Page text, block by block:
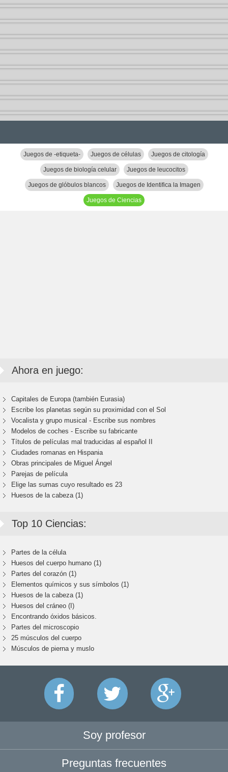
Juegos de -etiqueta- Juegos de células Juegos de citología
Juegos de biología celular Juegos de leucocitos
Juegos de glóbulos blancos Juegos de Identifica la Imagen
Juegos de Ciencias
Ahora en juego:
Capitales de Europa (también Eurasia)
Escribe los planetas según su proximidad con el Sol
Vocalista y grupo musical - Escribe sus nombres
Modelos de coches - Escribe su fabricante
Títulos de películas mal traducidas al español II
Ciudades romanas en Hispania
Obras principales de Miguel Ángel
Parejas de película
Elige las sumas cuyo resultado es 23
Huesos de la cabeza (1)
Top 10 Ciencias:
Partes de la célula
Huesos del cuerpo humano (1)
Partes del corazón (1)
Elementos químicos y sus símbolos (1)
Huesos de la cabeza (1)
Huesos del cráneo (I)
Encontrando óxidos básicos.
Partes del microscopio
25 músculos del cuerpo
Músculos de pierna y muslo
Soy profesor
Preguntas frecuentes